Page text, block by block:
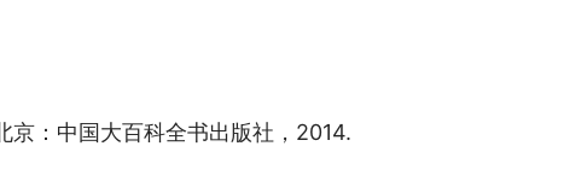
：中国大百科全书出版社，2014.